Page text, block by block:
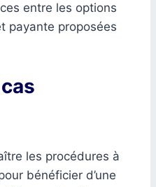
entre les options
payante proposées
les procédures à
bénéficier d’une